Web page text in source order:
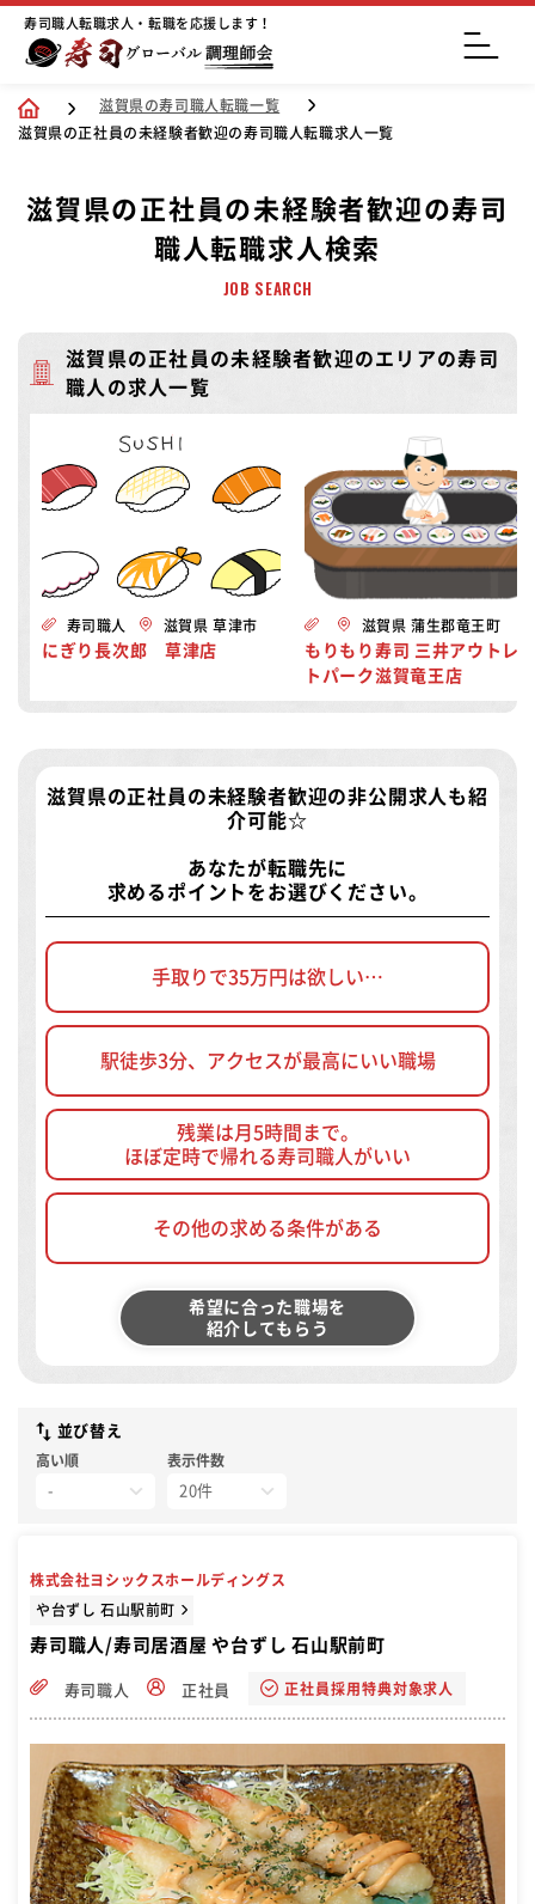
寿司職人転職求人・転職を応援します！
滋賀県の寿司職人転職一覧
滋賀県の正社員の未経験者歓迎の寿司職人転職求人一覧
滋賀県の正社員の未経験者歓迎の寿司
職人転職求人検索
JOB SEARCH
滋賀県の正社員の未経験者歓迎のエリアの寿司
職人の求人一覧
寿司職人 滋賀県 草津市
にぎり長次郎 草津店
滋賀県 蒲生郡竜王町
もりもり寿司 三井アウトレ
トパーク滋賀竜王店
滋賀県の正社員の未経験者歓迎の非公開求人 も紹
介可能☆
あなたが転職先に
求めるポイントをお選びください。
手取りで35万円は欲しい…
駅徒歩3分、アクセスが最高にいい職場
残業は月5時間まで。
ほぼ定時で帰れる寿司職人がいい
その他の求める条件がある
希望に合った職場を
紹介してもらう
並び替え
高い順 表示件数
株式会社ヨシックスホールディングス
や台ずし 石山駅前町
寿司職人/寿司居酒屋 や台ずし 石山駅前町
寿司職人 正社員 正社員採用特典対象求人